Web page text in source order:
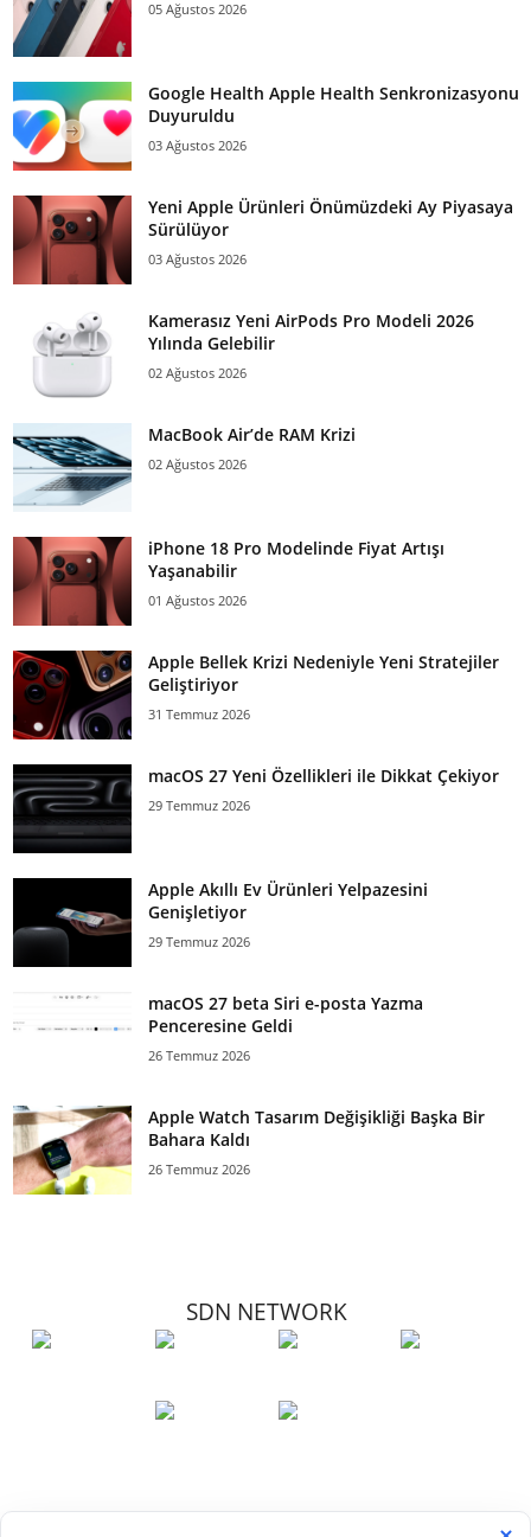
05 Ağustos 2026
Google Health Apple Health Senkronizasyonu
Duyuruldu
03 Ağustos 2026
Yeni Apple Ürünleri Önümüzdeki Ay Piyasaya
Sürülüyor
03 Ağustos 2026
Kamerasız Yeni AirPods Pro Modeli 2026
Yılında Gelebilir
02 Ağustos 2026
MacBook Air’de RAM Krizi
02 Ağustos 2026
iPhone 18 Pro Modelinde Fiyat Artışı
Yaşanabilir
01 Ağustos 2026
Apple Bellek Krizi Nedeniyle Yeni Stratejiler
Geliştiriyor
31 Temmuz 2026
macOS 27 Yeni Özellikleri ile Dikkat Çekiyor
29 Temmuz 2026
Apple Akıllı Ev Ürünleri Yelpazesini
Genişletiyor
29 Temmuz 2026
macOS 27 beta Siri e-posta Yazma
Penceresine Geldi
26 Temmuz 2026
Apple Watch Tasarım Değişikliği Başka Bir
Bahara Kaldı
26 Temmuz 2026
SDN NETWORK